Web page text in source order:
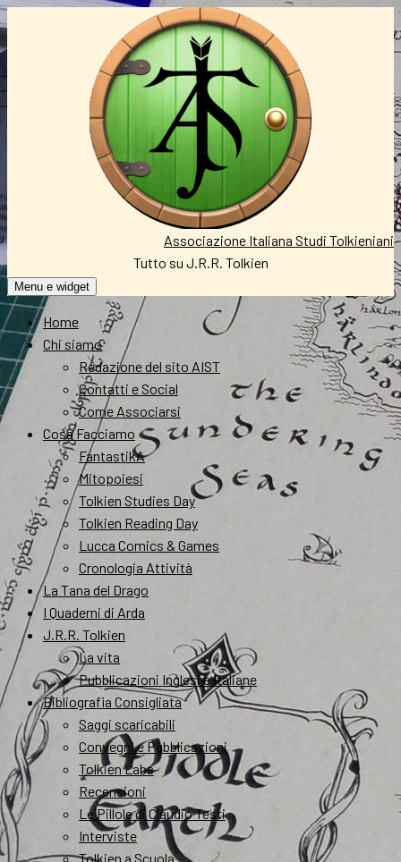
Associazione Italiana Studi Tolkieniani
Tutto su J.R.R. Tolkien
Menu e widget
Home
Chi siamo
Redazione del sito AIST
Contatti e Social
Come Associarsi
Cosa Facciamo
FantastikA
Mitopoiesi
Tolkien Studies Day
Tolkien Reading Day
Lucca Comics & Games
Cronologia Attività
La Tana del Drago
I Quaderni di Arda
J.R.R. Tolkien
La vita
Pubblicazioni Inglesi e Italiane
Bibliografia Consigliata
Saggi scaricabili
Convegni e Pubblicazioni
Tolkien Labs
Recensioni
Le Pillole di Claudio Testi
Interviste
Tolkien a Scuola